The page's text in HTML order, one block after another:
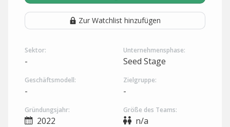
Zur Watchlist hinzufügen
Sektor:
-
Unternehmensphase:
Seed Stage
Geschäftsmodell:
-
Zielgruppe:
-
Gründungsjahr:
2022
Größe des Teams:
n/a